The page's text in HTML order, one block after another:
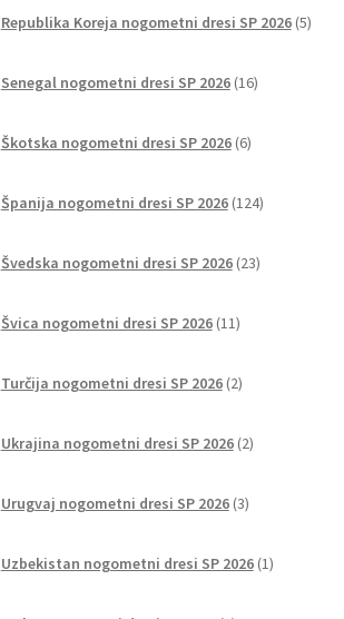
Republika Koreja nogometni dresi SP 2026 5
Senegal nogometni dresi SP 2026 16izdelkov
Škotska nogometni dresi SP 2026 6izdelkov
Španija nogometni dresi SP 2026 124izdelkov
Švedska nogometni dresi SP 2026 23izdelkov
Švica nogometni dresi SP 2026 11izdelkov
Turčija nogometni dresi SP 2026 2izdelka
Ukrajina nogometni dresi SP 2026 2izdelka
Urugvaj nogometni dresi SP 2026 3izdelki
Uzbekistan nogometni dresi SP 2026 1izdelek